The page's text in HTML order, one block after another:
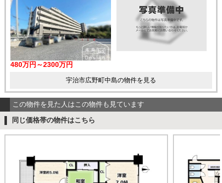
480万円～2300万円
宇治市広野町中島の物件を見る
この物件を見た人はこの物件も見ています
同じ価格帯の物件はこちら